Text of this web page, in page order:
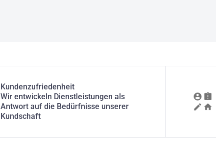
Kundenzufriedenheit
Wir entwickeln Dienstleistungen als
Antwort auf die Bedürfnisse unserer
Kundschaft